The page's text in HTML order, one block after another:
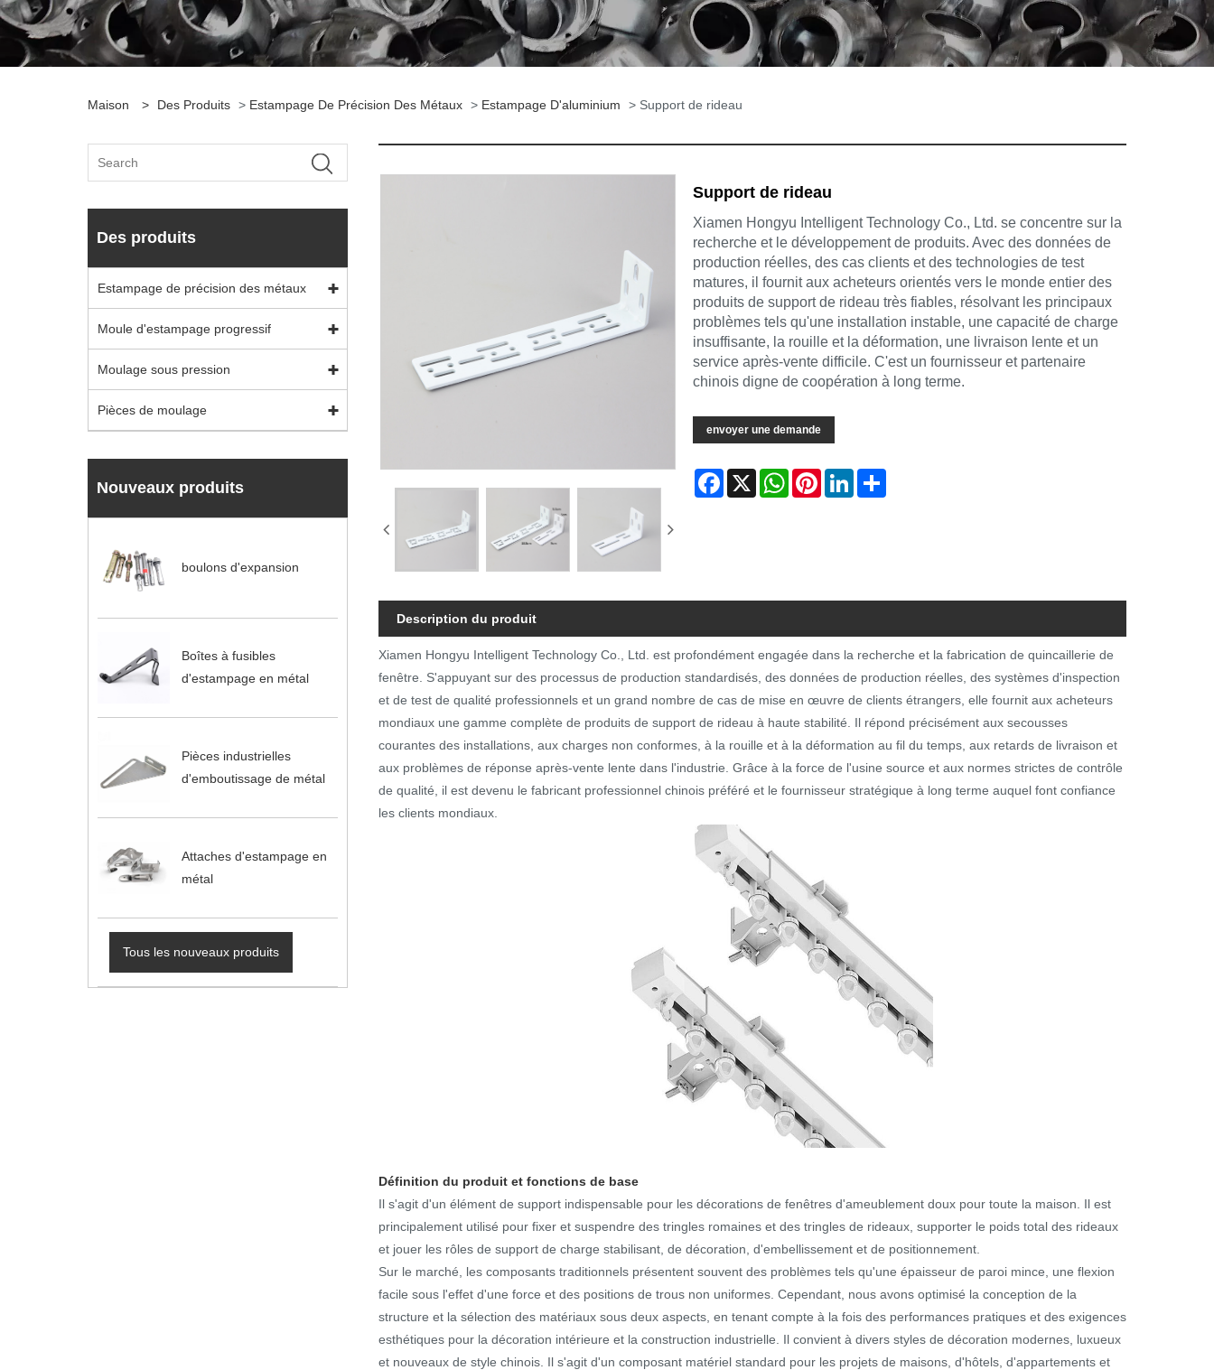
Maison > Des Produits > Estampage De Précision Des Métaux > Estampage D'aluminium > Support de rideau
Des produits
Estampage de précision des métaux
Moule d'estampage progressif
Moulage sous pression
Pièces de moulage
Nouveaux produits
boulons d'expansion
Boîtes à fusibles
d'estampage en métal
Pièces industrielles
d'emboutissage de métal
Attaches d'estampage en
métal
Tous les nouveaux produits
Support de rideau
Xiamen Hongyu Intelligent Technology Co., Ltd. se concentre sur la
recherche et le développement de produits. Avec des données de
production réelles, des cas clients et des technologies de test
matures, il fournit aux acheteurs orientés vers le monde entier des
produits de support de rideau très fiables, résolvant les principaux
problèmes tels qu'une installation instable, une capacité de charge
insuffisante, la rouille et la déformation, une livraison lente et un
service après-vente difficile. C'est un fournisseur et partenaire
chinois digne de coopération à long terme.
envoyer une demande
Facebook
X WhatsAppPinterestLinkedInShare
Description du produit
Xiamen Hongyu Intelligent Technology Co., Ltd. est profondément engagée dans la recherche et la fabrication de quincaillerie de
fenêtre. S'appuyant sur des processus de production standardisés, des données de production réelles, des systèmes d'inspection
et de test de qualité professionnels et un grand nombre de cas de mise en œuvre de clients étrangers, elle fournit aux acheteurs
mondiaux une gamme complète de produits de support de rideau à haute stabilité. Il répond précisément aux secousses
courantes des installations, aux charges non conformes, à la rouille et à la déformation au fil du temps, aux retards de livraison et
aux problèmes de réponse après-vente lente dans l'industrie. Grâce à la force de l'usine source et aux normes strictes de contrôle
de qualité, il est devenu le fabricant professionnel chinois préféré et le fournisseur stratégique à long terme auquel font confiance
les clients mondiaux.
Définition du produit et fonctions de base
Il s'agit d'un élément de support indispensable pour les décorations de fenêtres d'ameublement doux pour toute la maison. Il est
principalement utilisé pour fixer et suspendre des tringles romaines et des tringles de rideaux, supporter le poids total des rideaux
et jouer les rôles de support de charge stabilisant, de décoration, d'embellissement et de positionnement.
Sur le marché, les composants traditionnels présentent souvent des problèmes tels qu'une épaisseur de paroi mince, une flexion
facile sous l'effet d'une force et des positions de trous non uniformes. Cependant, nous avons optimisé la conception de la
structure et la sélection des matériaux sous deux aspects, en tenant compte à la fois des performances pratiques et des exigences
esthétiques pour la décoration intérieure et la construction industrielle. Il convient à divers styles de décoration modernes, luxueux
et nouveaux de style chinois. Il s'agit d'un composant matériel standard pour les projets de maisons, d'hôtels, d'appartements et